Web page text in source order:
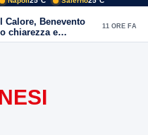
Calore, Benevento
chiarezza e
gestione
11 ORE FA